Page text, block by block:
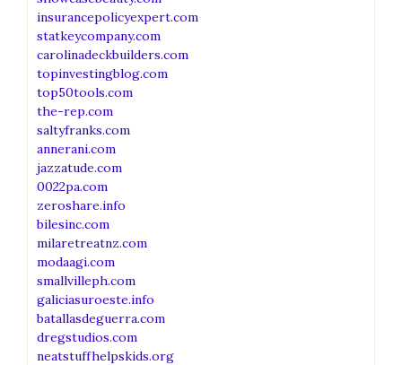
insurancepolicyexpert.com
statkeycompany.com
carolinadeckbuilders.com
topinvestingblog.com
top50tools.com
the-rep.com
saltyfranks.com
annerani.com
jazzatude.com
0022pa.com
zeroshare.info
bilesinc.com
milaretreatnz.com
modaagi.com
smallvilleph.com
galiciasuroeste.info
batallasdeguerra.com
dregstudios.com
neatstuffhelpskids.org